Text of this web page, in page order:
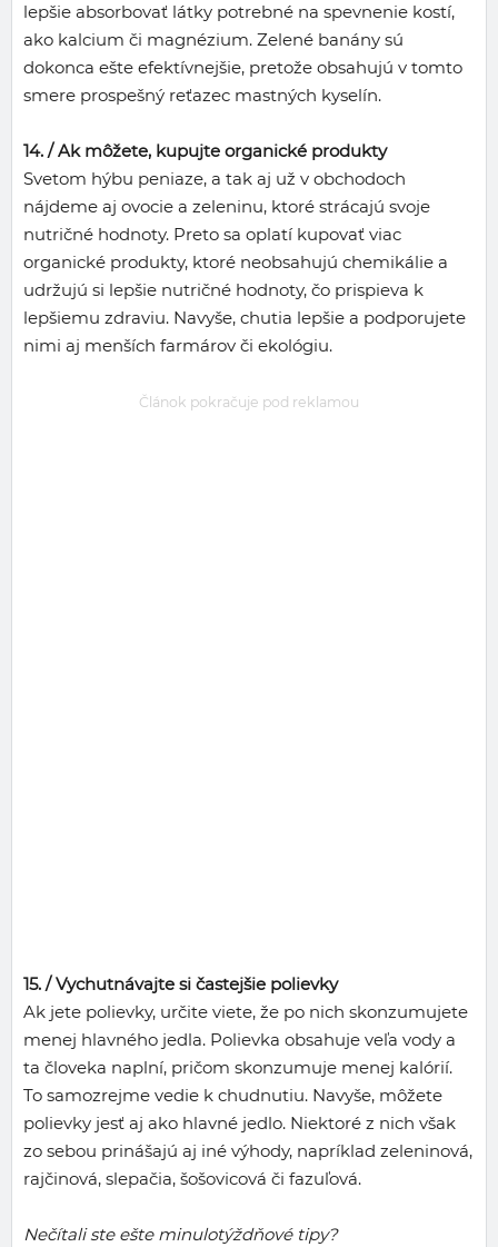
lepšie absorbovať látky potrebné na spevnenie kostí,
ako kalcium či magnézium. Zelené banány sú
dokonca ešte efektívnejšie, pretože obsahujú v tomto
smere prospešný reťazec mastných kyselín.
14. /Ak môžete, kupujte organické produkty
Svetom hýbu peniaze, a tak aj už v obchodoch
nájdeme aj ovocie a zeleninu, ktoré strácajú svoje
nutričné hodnoty. Preto sa oplatí kupovať viac
organické produkty, ktoré neobsahujú chemikálie a
udržujú si lepšie nutričné hodnoty, čo prispieva k
lepšiemu zdraviu. Navyše, chutia lepšie a podporujete
nimi aj menších farmárov či ekológiu.
Článok pokračuje pod reklamou
15. /Vychutnávajte si častejšie polievky
Ak jete polievky, určite viete, že po nich skonzumujete
menej hlavného jedla. Polievka obsahuje veľa vody a
ta človeka naplní, pričom skonzumuje menej kalórií.
To samozrejme vedie k chudnutiu. Navyše, môžete
polievky jesť aj ako hlavné jedlo. Niektoré z nich však
zo sebou prinášajú aj iné výhody, napríklad zeleninová,
rajčinová, slepačia, šošovicová či fazuľová.
Nečítali ste ešte minulotýždňové tipy?